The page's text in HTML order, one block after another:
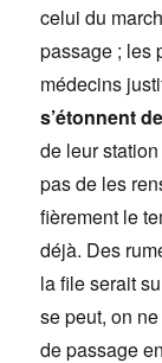
celui du
passage ; les
médecins
s’étonnent
de leur
pas de les
fièrement le
déjà. Des
la file serait
se peut, on
de passage